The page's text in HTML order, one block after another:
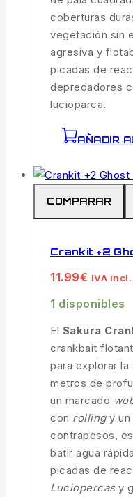
coberturas
vegetación sin
agresiva y
picadas de
depredadores
lucioparca.
AÑADIR
COMPARAR
Crankit +2
11.99€ IVA incl.
1 disponibles
El Sakura
crankbait
para explorar la
metros de
un marcado
con rollingy un
contrapesos,
batir agua
picadas de
Luciopercasy